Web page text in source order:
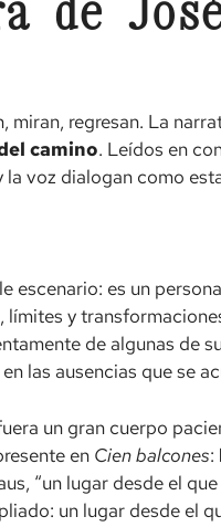
José
miran, regresan. La
camino. Leídos en
voz dialogan como
escenario: es un
y
de algunas de
las ausencias que se
un gran cuerpo
en Cien balcones:
“un lugar desde el
un lugar desde el